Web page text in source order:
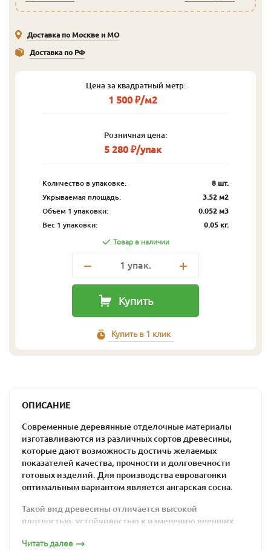
Доставка по Москве и МО
Доставка по РФ
Цена за квадратный метр:
1 500 ₽/м2
Розничная цена:
5 280 ₽/упак
Количество в упаковке:
8 шт.
Укрываемая площадь:
3.52 м2
Объём 1 упаковки:
0.052 м3
Вес 1 упаковки:
0.05 кг.
Товар в наличии
1 упак.
Купить
Купить в 1 клик
ОПИСАНИЕ
Современные деревянные отделочные материалы
изготавливаются из различных сортов древесины,
которые дают возможность достичь желаемых
показателей качества, прочности и долговечности
готовых изделий. Для производства евровагонки
оптимальным вариантом является ангарская сосна.
Такой вид древесины отличается высокой
плотностью, устойчивостью к изменению внешних
являются следствием влияния сурового сибирского
Читать далее